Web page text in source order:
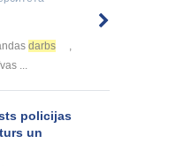
darbs
,
...
policijas
un